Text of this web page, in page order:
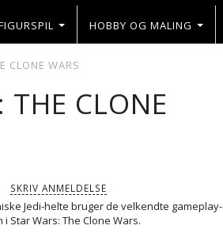
HOBBY OG MALING
CLONE WARS
THE CLONE
SKRIV ANMELDELSE
Jedi-helte bruger de velkendte gameplay-
Star Wars: The Clone Wars.